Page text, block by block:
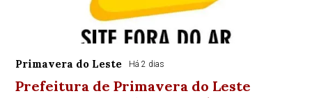
Primavera do Leste Há 2 dias
Prefeitura de Primavera do Leste